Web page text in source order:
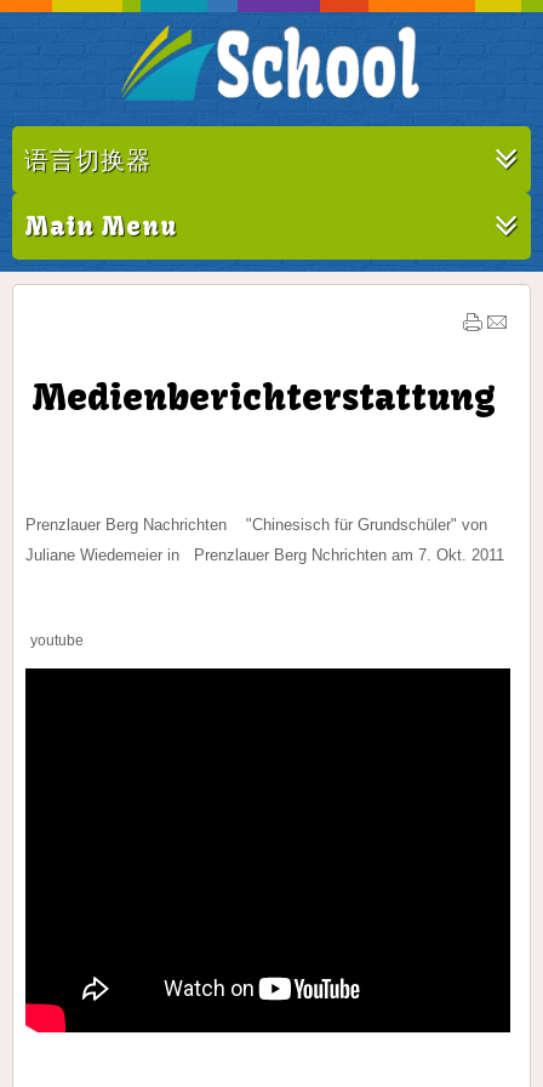
语言切换器
Main Menu
Medienberichterstattung
Prenzlauer Berg Nachrichten "Chinesisch für Grundschüler" von
Juliane Wiedemeier in Prenzlauer Berg Nchrichten am 7. Okt. 2011
youtube